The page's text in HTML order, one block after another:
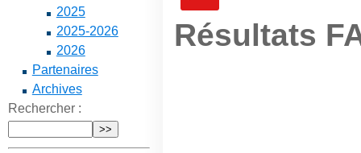
2025
2025-2026
2026
Partenaires
Archives
Rechercher :
Résultats